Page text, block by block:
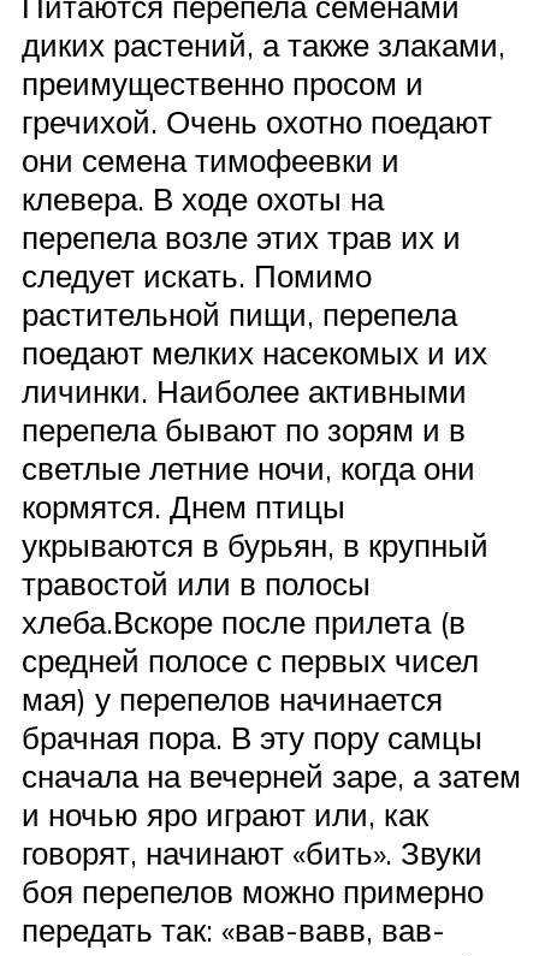
диких растений, а также злаками,
преимущественно просом и
гречихой. Очень охотно поедают
они семена тимофеевки и
клевера. В ходе охоты на
перепела возле этих трав их и
следует искать. Помимо
растительной пищи, перепела
поедают мелких насекомых и их
личинки. Наиболее активными
перепела бывают по зорям и в
светлые летние ночи, когда они
кормятся. Днем птицы
укрываются в бурьян, в крупный
травостой или в полосы
хлеба.Вскоре после прилета (в
средней полосе с первых чисел
мая) у перепелов начинается
брачная пора. В эту пору самцы
сначала на вечерней заре, а затем
и ночью яро играют или, как
говорят, начинают «бить». Звуки
боя перепелов можно примерно
передать так: «вав-вавв, вав-